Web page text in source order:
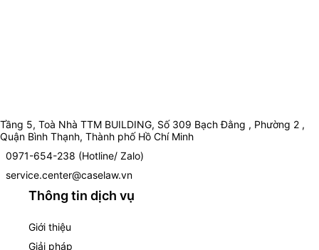
Tầng 5, Toà Nhà TTM BUILDING, Số 309 Bạch Đằng , Phường 2 ,
Quận Bình Thạnh, Thành phố Hồ Chí Minh
0971-654-238 (Hotline/ Zalo)
service.center@caselaw.vn
Thông tin dịch vụ
Giới thiệu
Giải pháp